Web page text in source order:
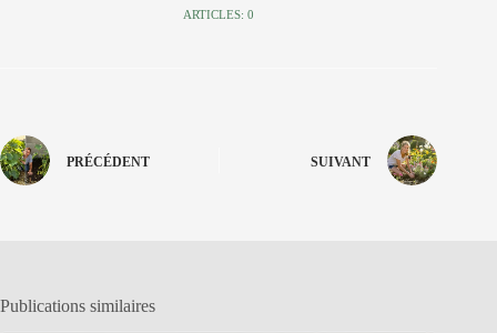
ARTICLES: 0
PRÉCÉDENT SUIVANT
Publications similaires